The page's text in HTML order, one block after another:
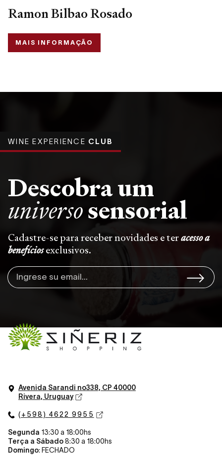
Ramon Bilbao Rosado
MAIS INFORMAÇÃO
WINE EXPERIENCE CLUB
Descobra um
universosensorial
Cadastre-se para receber novidades e teracesso a
benefíciosexclusivos.
Avenida Sarandi no338, CP 40000
Rivera, Uruguay
(+598) 4622 9955
Segunda 13:30 a 18:00hs
Terça a Sábado8:30 a 18:00hs
Domingo: FECHADO